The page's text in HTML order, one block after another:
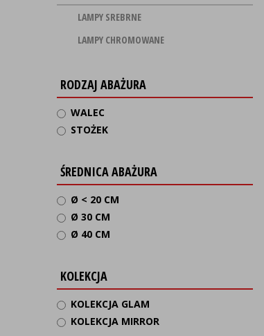
LAMPY SREBRNE
LAMPY CHROMOWANE
RODZAJ ABAŻURA
WALEC
STOŻEK
ŚREDNICA ABAŻURA
Ø < 20 CM
Ø 30 CM
Ø 40 CM
KOLEKCJA
KOLEKCJA GLAM
KOLEKCJA MIRROR